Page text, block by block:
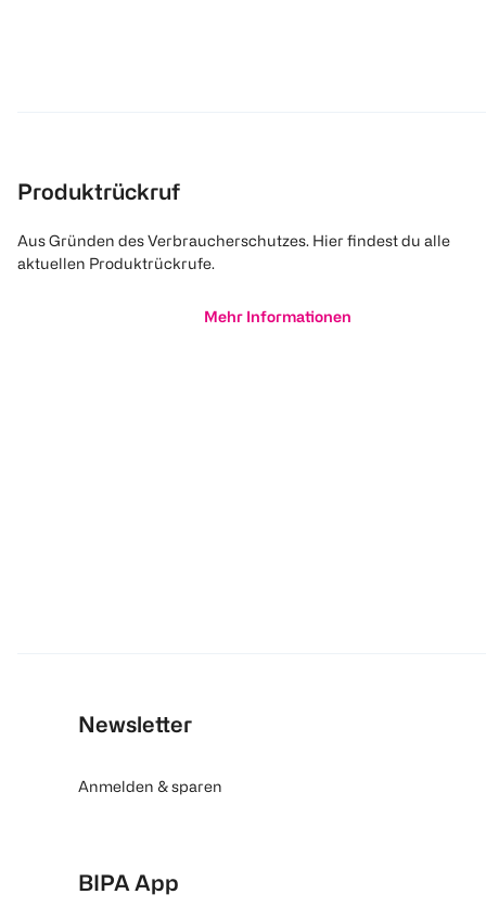
Produktrückruf
Aus Gründen des Verbraucherschutzes. Hier findest du alle
aktuellen Produktrückrufe.
Mehr Informationen
Newsletter
Anmelden & sparen
BIPA App